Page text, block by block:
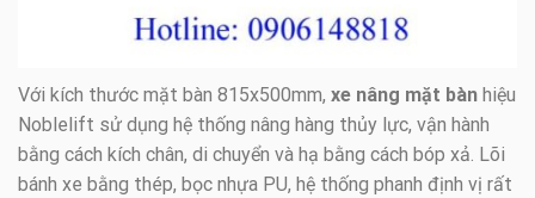
Với kích thước mặt bàn 815x500mm, xe nâng mặt bàn hiệu
Noblelift sử dụng hệ thống nâng hàng thủy lực, vận hành
bằng cách kích chân, di chuyển và hạ bằng cách bóp xả. Lõi
bánh xe bằng thép, bọc nhựa PU, hệ thống phanh định vị rất